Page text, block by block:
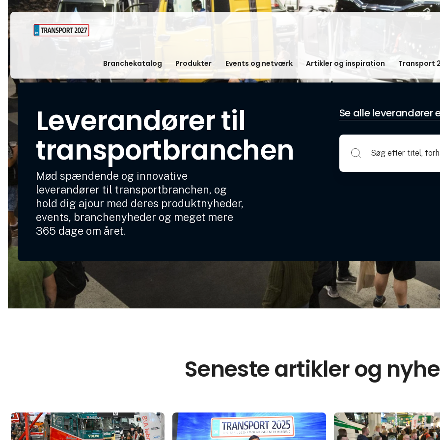
Branchekatalog Produkter Events og netværk Artikler og inspiration Transport
Leverandører til
transportbranchen
Mød spændende og innovative
leverandører til transportbranchen, og
hold dig ajour med deres produktnyheder,
events, branchenyheder og meget mere
365 dage om året.
Se alle leverandører
Seneste artikler og